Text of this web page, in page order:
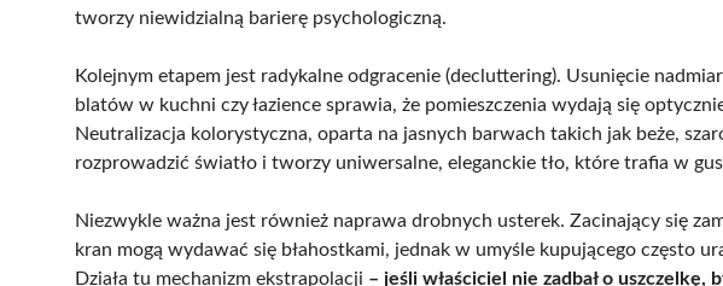
tworzy niewidzialną barierę psychologiczną.
Kolejnym etapem jest radykalne odgracenie (decluttering). Usunięcie
blatów w kuchni czy łazience sprawia, że pomieszczenia wydają się
Neutralizacja kolorystyczna, oparta na jasnych barwach takich jak beże,
rozprowadzić światło i tworzy uniwersalne, eleganckie tło, które trafia w
Niezwykle ważna jest również naprawa drobnych usterek. Zacinający się
kran mogą wydawać się błahostkami, jednak w umyśle kupującego często
Działa tu mechanizm ekstrapolacji – jeśli właściciel nie zadbał o uszczelkę,